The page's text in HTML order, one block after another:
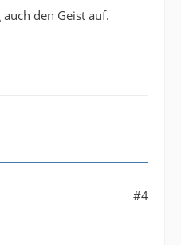
den Geist auf.
#4